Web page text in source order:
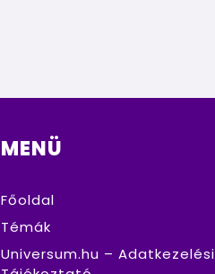
MENÜ
Főoldal
Témák
Universum.hu – Adatkezelési